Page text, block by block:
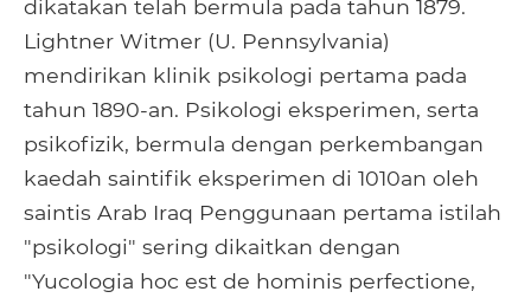
dikatakan telah bermula pada tahun 1879.
Lightner Witmer (U. Pennsylvania)
mendirikan klinik psikologi pertama pada
tahun 1890-an. Psikologi eksperimen, serta
psikofizik, bermula dengan perkembangan
kaedah saintifik eksperimen di 1010an oleh
saintis Arab Iraq Penggunaan pertama istilah
"psikologi" sering dikaitkan dengan
"Yucologia hoc est de hominis perfectione,